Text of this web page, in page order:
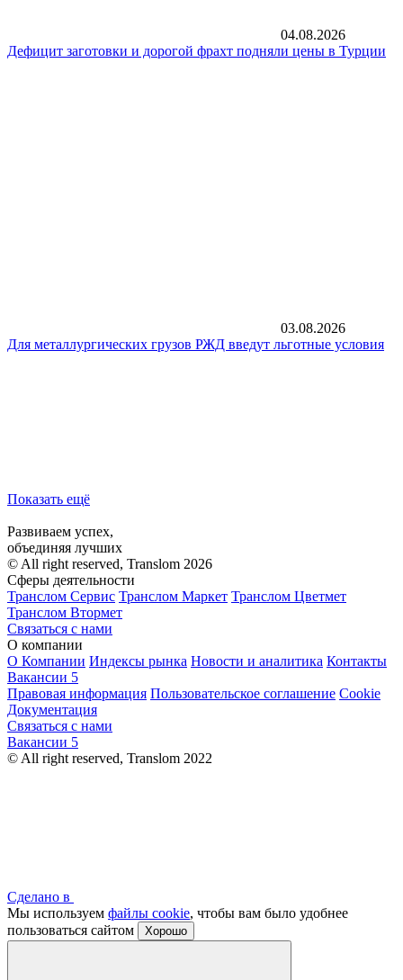
04.08.2026
Дефицит заготовки и дорогой фрахт подняли цены в Турции
03.08.2026
Для металлургических грузов РЖД введут льготные условия
Показать ещё
Развиваем успех,
объединяя лучших
© All right reserved, Translom 2026
Сферы деятельности
Транслом Сервис Транслом Маркет Транслом Цветмет
Транслом Втормет
Связаться с нами
О компании
О Компании Индексы рынка Новости и аналитика Контакты
Вакансии 5
Правовая информация Пользовательское соглашение Cookie
Документация
Связаться с нами
Вакансии 5
© All right reserved, Translom 2022
Сделано в
Мы используем файлы cookie, чтобы вам было удобнее
пользоваться сайтом
Хорошо